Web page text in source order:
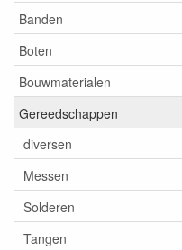
Banden
Boten
Bouwmaterialen
Gereedschappen
diversen
Messen
Solderen
Tangen